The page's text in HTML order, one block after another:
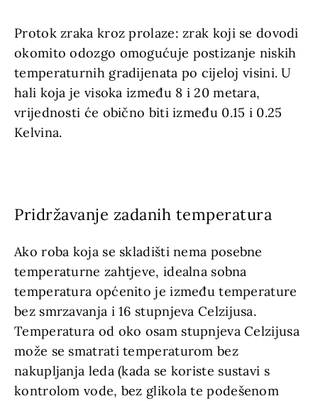
Protok zraka kroz prolaze: zrak koji se dovodi
okomito odozgo omogućuje postizanje niskih
temperaturnih gradijenata po cijeloj visini. U
hali koja je visoka između 8 i 20 metara,
vrijednosti će obično biti između 0.15 i 0.25
Kelvina.
Pridržavanje zadanih temperatura
Ako roba koja se skladišti nema posebne
temperaturne zahtjeve, idealna sobna
temperatura općenito je između temperature
bez smrzavanja i 16 stupnjeva Celzijusa.
Temperatura od oko osam stupnjeva Celzijusa
može se smatrati temperaturom bez
nakupljanja leda (kada se koriste sustavi s
kontrolom vode, bez glikola te podešenom